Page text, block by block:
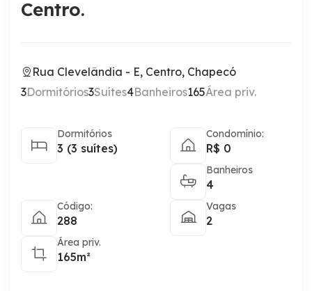
Centro.
Rua Clevelândia - E, Centro, Chapecó
3Dormitórios3Suítes4Banheiros165Área priv.
Dormitórios
3 (3 suítes)
Condomínio:
R$ 0
Banheiros
4
Código:
288
Área priv.
165m²
Vagas
2